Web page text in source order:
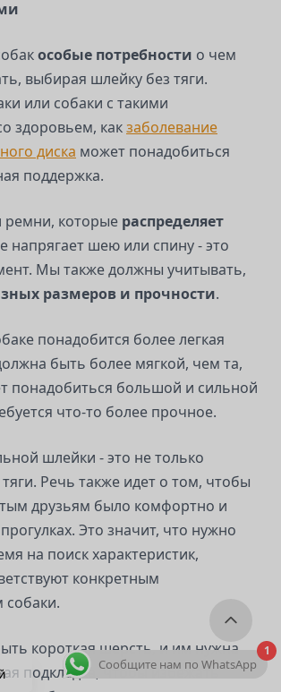
особые потребности о чем
выбирая шлейку без тяги.
или собаки с такими
здоровьем, какзаболевание
диска может понадобиться
поддержка.
ремни, которые распределяет
напрягает шею или спину - это
Мы также должны учитывать,
размеров и прочности.
понадобится более легкая
быть более мягкой, чем та,
понадобиться большой и сильной
что-то более прочное.
шлейки - это не только
Речь также идет о том, чтобы
друзьям было комфортно и
Это значит, что нужно
на поиск характеристик,
конкретным
собаки.
короткая шерсть, и им нужна
подкладка, чтобы избежать
1
Сообщите нам по WhatsApp